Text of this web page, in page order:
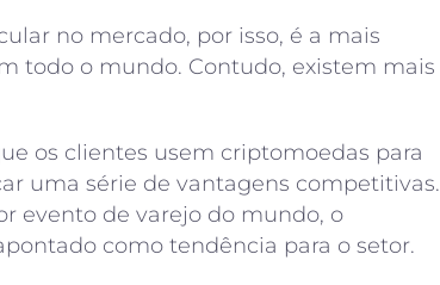
no mercado, por isso, é a mais
todo o mundo. Contudo, existem mais
os clientes usem criptomoedas para
uma série de vantagens competitivas.
evento de varejo do mundo, o
como tendência para o setor.